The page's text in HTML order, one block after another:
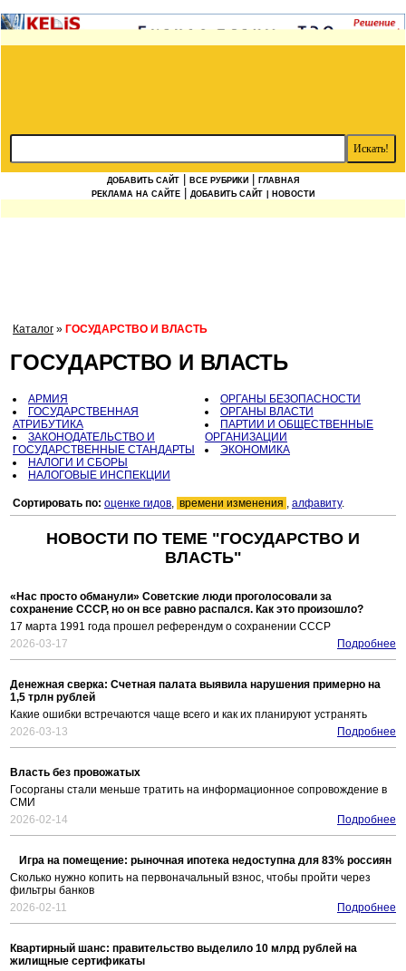
ДОБАВИТЬ САЙТ ВСЕ РУБРИКИ
ГЛАВНАЯ
РЕКЛАМА НА САЙТЕ
ДОБАВИТЬ САЙТ | НОВОСТИ
Каталог » ГОСУДАРСТВО И ВЛАСТЬ
ГОСУДАРСТВО И ВЛАСТЬ
АРМИЯ
ГОСУДАРСТВЕННАЯ
АТРИБУТИКА
ЗАКОНОДАТЕЛЬСТВО И
ГОСУДАРСТВЕННЫЕ СТАНДАРТЫ
НАЛОГИ И СБОРЫ
НАЛОГОВЫЕ ИНСПЕКЦИИ
ОРГАНЫ БЕЗОПАСНОСТИ
ОРГАНЫ ВЛАСТИ
ПАРТИИ И ОБЩЕСТВЕННЫЕ
ОРГАНИЗАЦИИ
ЭКОНОМИКА
Сортировать по: оценке гидов, времени изменения , алфавиту.
НОВОСТИ ПО ТЕМЕ "ГОСУДАРСТВО И
ВЛАСТЬ"
«Нас просто обманули» Советские люди проголосовали за
сохранение СССР, но он все равно распался. Как это произошло?
17 марта 1991 года прошел референдум о сохранении СССР
2026-03-17
Подробнее
Денежная сверка: Счетная палата выявила нарушения примерно на
1,5 трлн рублей
Какие ошибки встречаются чаще всего и как их планируют устранять
2026-03-13
Подробнее
Власть без провожатых
Госорганы стали меньше тратить на информационное сопровождение в
СМИ
2026-02-14
Подробнее
Игра на помещение: рыночная ипотека недоступна для 83% россиян
Сколько нужно копить на первоначальный взнос, чтобы пройти через
фильтры банков
2026-02-11
Подробнее
Квартирный шанс: правительство выделило 10 млрд рублей на
жилищные сертификаты